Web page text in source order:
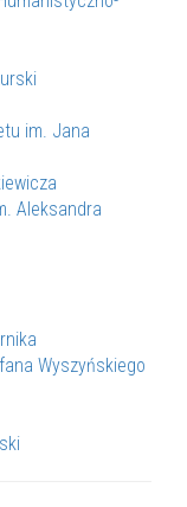
im. Jana
Aleksandra
Wyszyńskiego